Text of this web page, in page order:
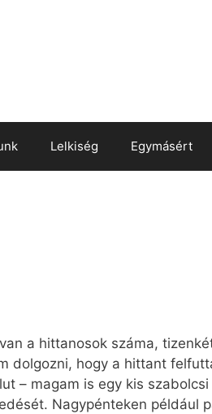
Lelkiség Egymásért
a hittanosok száma,
dolgozni, hogy a hittant
– magam is egy kis
Nagypénteken például